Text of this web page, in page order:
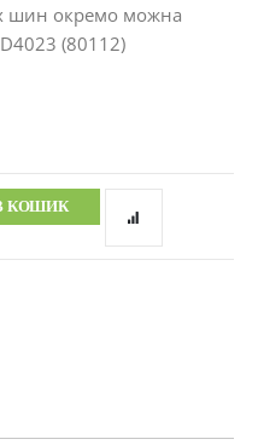
шин окремо можна
(80112)
КОШИК